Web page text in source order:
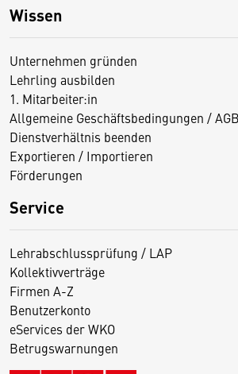
Wissen
Unternehmen gründen
Lehrling ausbilden
1. Mitarbeiter:in
Allgemeine Geschäftsbedingungen / AGB
Dienstverhältnis beenden
Exportieren / Importieren
Förderungen
Service
Lehrabschlussprüfung / LAP
Kollektivverträge
Firmen A-Z
Benutzerkonto
eServices der WKO
Betrugswarnungen